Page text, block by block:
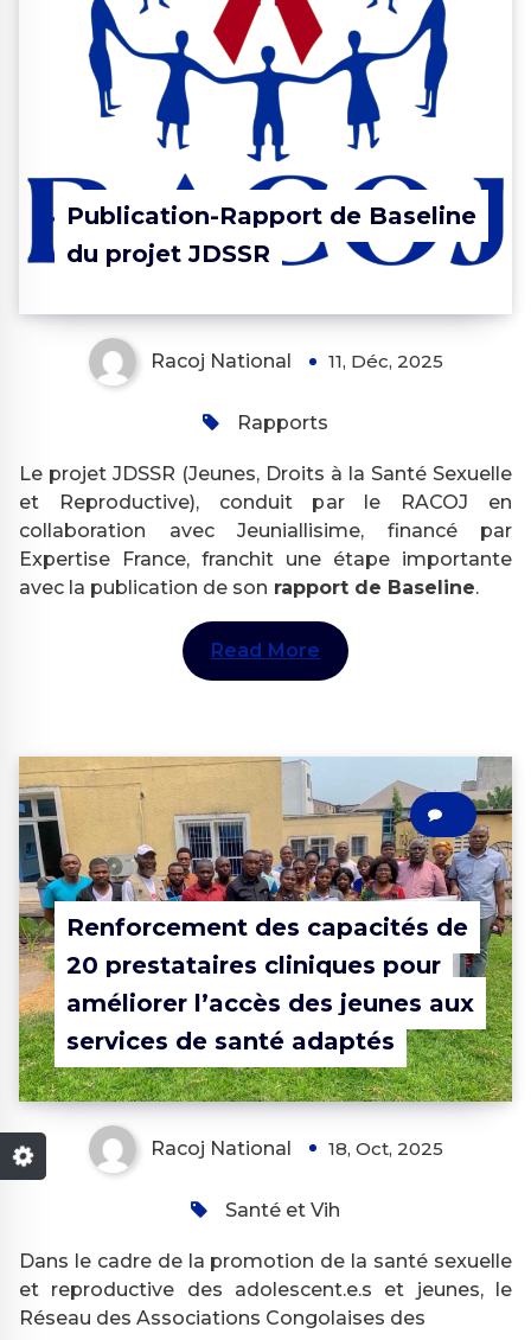
Publication-Rapport de Baseline
du projet JDSSR
Racoj National 11, Déc, 2025
Rapports
Le projet JDSSR (Jeunes, Droits à la Santé Sexuelle
et Reproductive), conduit par le RACOJ en
collaboration avec Jeuniallisime, financé par
Expertise France, franchit une étape importante
avec la publication de son rapport de Baseline.
Read More
Renforcement des capacités de
20 prestataires cliniques pour
améliorer l’accès des jeunes aux
services de santé adaptés
Racoj National 18, Oct, 2025
Santé et Vih
Dans le cadre de la promotion de la santé sexuelle
et reproductive des adolescent.e.s et jeunes, le
Réseau des Associations Congolaises des